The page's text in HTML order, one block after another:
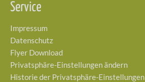
Service
Impressum
Datenschutz
Flyer Download
Privatsphäre-Einstellungen ändern
Historie der Privatsphäre-Einstellungen